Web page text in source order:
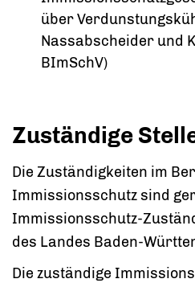
über
Nassabscheider und
BImSchV)
Zuständige
Die Zuständigkeiten im
Immissionsschutz sind
Immissionsschutz-
des Landes Baden-
Die zuständige